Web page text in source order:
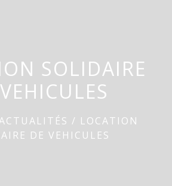
SOLIDAIRE
/ LOCATION
DE VEHICULES